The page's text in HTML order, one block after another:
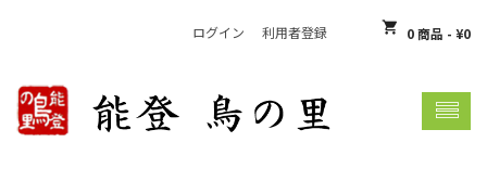
shopping_cart 0 商品 - ¥0
shopping_basket
ログイン 利用者登録